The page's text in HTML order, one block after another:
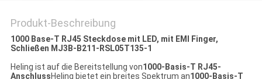
Produkt-Beschreibung
1000 Base-T RJ45 Steckdose mit LED, mit EMI Finger,
Schließen MJ3B-B211-RSL05T135-1
Heling ist auf die Bereitstellung von1000-Basis-T RJ45-
AnschlussHeling bietet ein breites Spektrum an1000-Basis-T